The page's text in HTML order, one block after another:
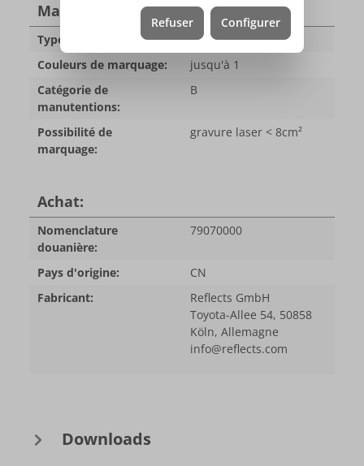
Marquage
Types de marquage:
Gravure laser
Couleurs de marquage:
jusqu'à 1
Catégorie de
manutentions:
B
Possibilité de
marquage:
gravure laser < 8cm²
Achat:
Nomenclature
douanière:
79070000
Pays d'origine:
CN
Fabricant:
Reflects GmbH
Toyota-Allee 54, 50858
Köln, Allemagne
info@reflects.com
Downloads
Refuser Configurer